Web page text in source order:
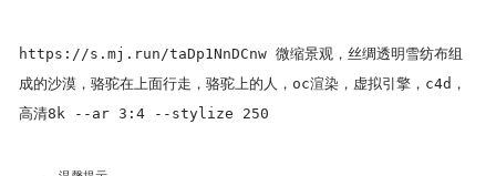
https://s.mj.run/taDp1NnDCnw 微缩景观，丝绸透明雪纺布组
成的沙漠，骆驼在上面行走，骆驼上的人，oc渲染，虚拟引擎，c4d，
高清8k --ar 3:4 --stylize 250